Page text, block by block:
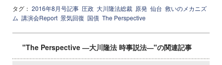
タグ： 2016年8月号記事 圧政 大川隆法総裁 原発 仙台 救いのメカニズ
ム 講演会Report 景気回復 国債 The Perspective
"The Perspective ―大川隆法 時事説法―"の関連記事